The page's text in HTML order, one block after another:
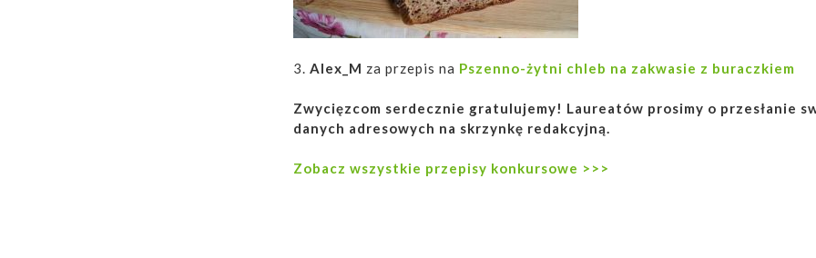
3. Alex_M za przepis na Pszenno-żytni chleb na zakwasie z buraczkiem
Zwycięzcom serdecznie gratulujemy! Laureatów prosimy o przesłanie
danych adresowych na skrzynkę redakcyjną.
Zobacz wszystkie przepisy konkursowe >>>